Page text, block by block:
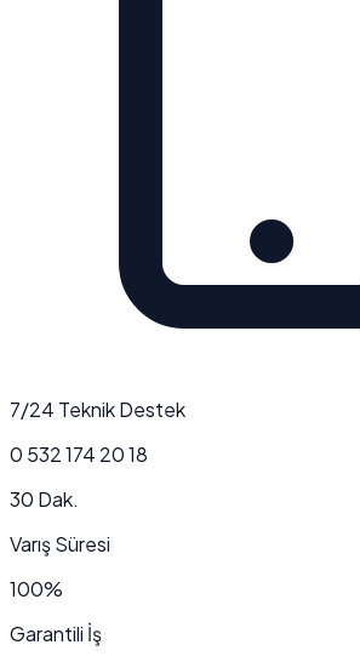
7/24 Teknik Destek
0 532 174 20 18
30 Dak.
Varış Süresi
100%
Garantili İş